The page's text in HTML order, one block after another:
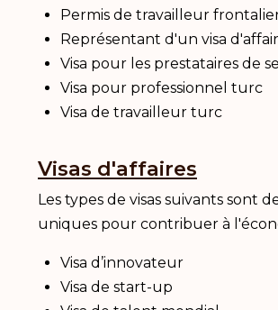
Permis de travailleur
Représentant d'un visa
Visa pour les prestataires de
Visa pour professionnel turc
Visa de travailleur turc
Visas d'affaires
Les types de visas suivants sont
uniques pour contribuer à
Visa d’innovateur
Visa de start-up